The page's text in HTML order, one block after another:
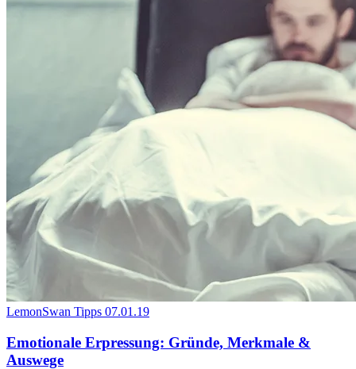
LemonSwan Tipps 07.01.19
Emotionale Erpressung: Gründe, Merkmale &
Auswege